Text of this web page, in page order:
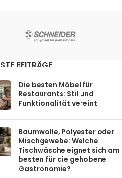
BEITRÄGE
Die besten Möbel für
Restaurants: Stil und
Funktionalität vereint
Baumwolle, Polyester oder
Mischgewebe: Welche
Tischwäsche eignet sich am
besten für die gehobene
Gastronomie?